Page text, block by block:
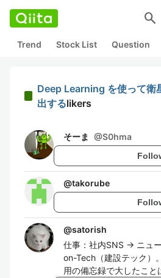
search
Trend Stock List Question
Deep Learning を使って衛
出するlikers
そーま @S0hma
@takorube
@satorish
仕事：社内SNS → ニュ
on-Tech（建設テック）
用の備忘録で大したこと